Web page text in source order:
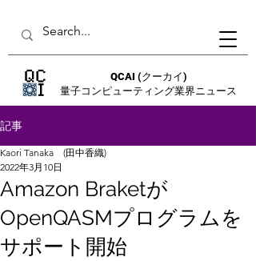
QCAI (クーカイ)
量子コンピューティング業界ニュース
記事
Amazon Braketが
OpenQASMプログラムを
サポート開始
Kaori Tanaka (田中香織)
2022年3月10日